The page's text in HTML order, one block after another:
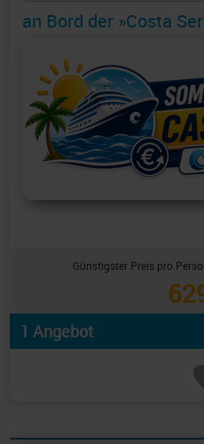
an Bord der »Costa
Günstigster Preis pro
1 Angebot